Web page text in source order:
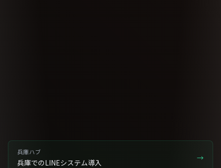
兵庫ハブ
兵庫でのLINEシステム導入 →